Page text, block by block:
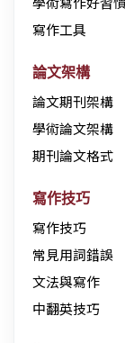
寫作工具
論文架構
論文期刊架構
學術論文架構
期刊論文格式
寫作技巧
寫作技巧
常見用詞錯誤
文法與寫作
中翻英技巧